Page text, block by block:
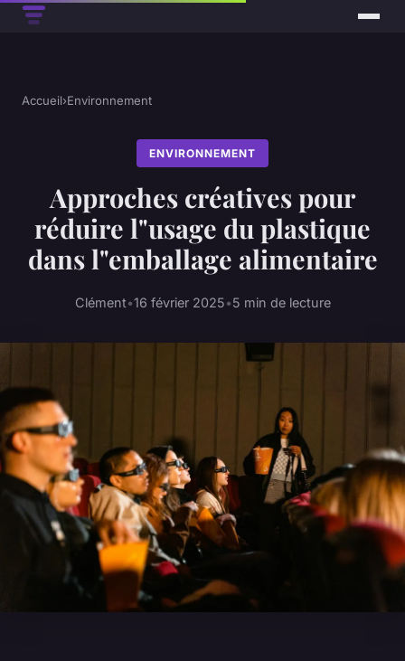
Accueil›Environnement
ENVIRONNEMENT
Approches créatives pour
réduire l"usage du plastique
dans l"emballage alimentaire
Clément•16 février 2025•5 min de lecture